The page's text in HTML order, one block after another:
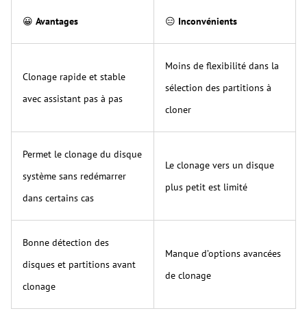
😀 Avantages 😑 Inconvénients
Clonage rapide et stable
avec assistant pas à pas
Moins de flexibilité dans la
sélection des partitions à
cloner
Permet le clonage du disque
système sans redémarrer
dans certains cas
Le clonage vers un disque
plus petit est limité
Bonne détection des
disques et partitions avant
clonage
Manque d’options avancées
de clonage